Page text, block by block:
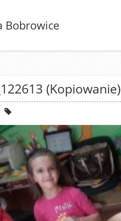
Bobrowice
(Kopiowanie)